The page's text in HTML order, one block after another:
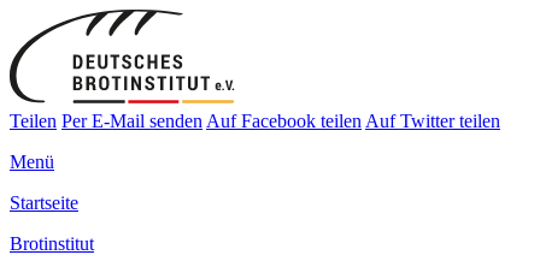
Teilen Per E-Mail senden Auf Facebook teilen Auf Twitter teilen
Menü
Startseite
Brotinstitut